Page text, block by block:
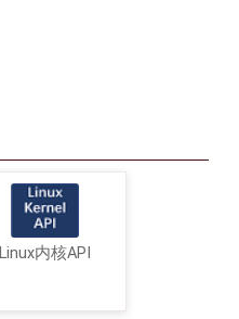
Linux内核API